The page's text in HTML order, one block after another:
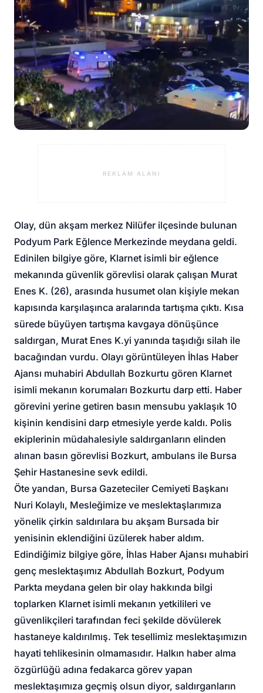
REKLAM ALANI
Olay, dün akşam merkez Nilüfer ilçesinde bulunan
Podyum Park Eğlence Merkezinde meydana geldi.
Edinilen bilgiye göre, Klarnet isimli bir eğlence
mekanında güvenlik görevlisi olarak çalışan Murat
Enes K. (26), arasında husumet olan kişiyle mekan
kapısında karşılaşınca aralarında tartışma çıktı. Kısa
sürede büyüyen tartışma kavgaya dönüşünce
saldırgan, Murat Enes K.yi yanında taşıdığı silah ile
bacağından vurdu. Olayı görüntüleyen İhlas Haber
Ajansı muhabiri Abdullah Bozkurtu gören Klarnet
isimli mekanın korumaları Bozkurtu darp etti. Haber
görevini yerine getiren basın mensubu yaklaşık 10
kişinin kendisini darp etmesiyle yerde kaldı. Polis
ekiplerinin müdahalesiyle saldırganların elinden
alınan basın görevlisi Bozkurt, ambulans ile Bursa
Şehir Hastanesine sevk edildi.
Öte yandan, Bursa Gazeteciler Cemiyeti Başkanı
Nuri Kolaylı, Mesleğimize ve meslektaşlarımıza
yönelik çirkin saldırılara bu akşam Bursada bir
yenisinin eklendiğini üzülerek haber aldım.
Edindiğimiz bilgiye göre, İhlas Haber Ajansı muhabiri
genç meslektaşımız Abdullah Bozkurt, Podyum
Parkta meydana gelen bir olay hakkında bilgi
toplarken Klarnet isimli mekanın yetkilileri ve
güvenlikçileri tarafından feci şekilde dövülerek
hastaneye kaldırılmış. Tek tesellimiz meslektaşımızın
hayati tehlikesinin olmamasıdır. Halkın haber alma
özgürlüğü adına fedakarca görev yapan
meslektaşımıza geçmiş olsun diyor, saldırganların